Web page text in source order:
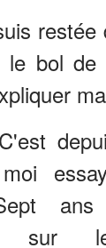
restée
le bol
ans
sur